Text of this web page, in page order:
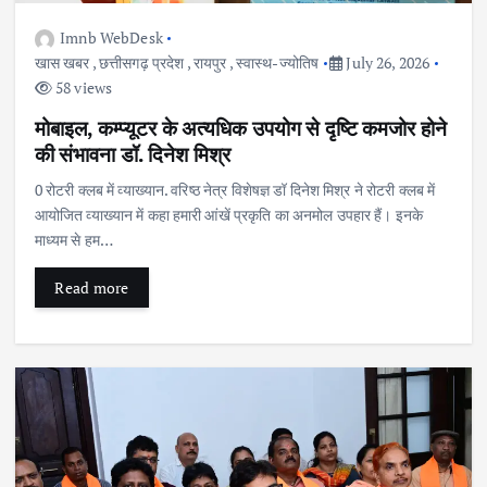
Imnb WebDesk
खास खबर ,छत्तीसगढ़ प्रदेश ,रायपुर ,स्वास्थ-ज्योतिष
July 26, 2026
58 views
मोबाइल, कम्प्यूटर के अत्यधिक उपयोग से दृष्टि कमजोर होने
की संभावना डॉ. दिनेश मिश्र
0 रोटरी क्लब में व्याख्यान. वरिष्ठ नेत्र विशेषज्ञ डॉ दिनेश मिश्र ने रोटरी क्लब में
आयोजित व्याख्यान में कहा हमारी आंखें प्रकृति का अनमोल उपहार हैं। इनके
माध्यम से हम…
Read more